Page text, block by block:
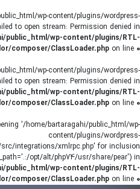
wp-content/plugins/wordpress-
to open stream: Permission denied in
public_html/wp-content/plugins/RTL-
composer/ClassLoader.php on line 0
wp-content/plugins/wordpress-
to open stream: Permission denied in
public_html/wp-content/plugins/RTL-
composer/ClassLoader.php on line 0
'/home/bartaragahi/public_html/wp-
content/plugins/wordpress-
integrations/xmlrpc.php' for inclusion
opt/alt/php74/usr/share/pear') in
public_html/wp-content/plugins/RTL-
composer/ClassLoader.php on line 0